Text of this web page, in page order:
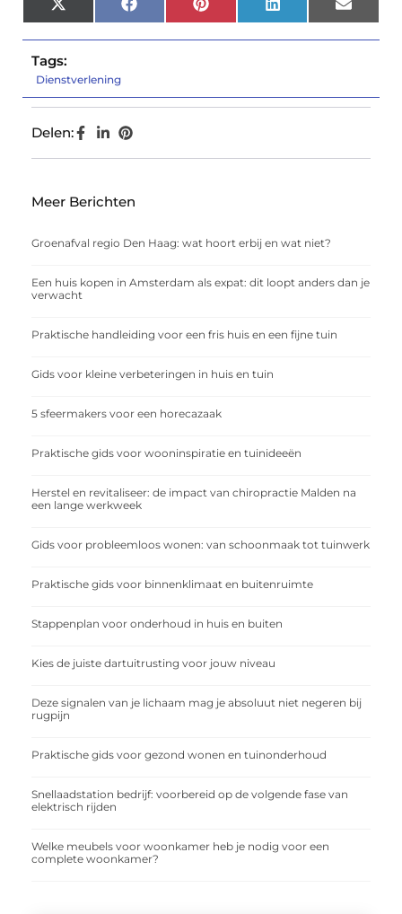
X
(Twitter)
Facebook Pinterest LinkedIn Email
Tags:
Dienstverlening
Delen:
Meer Berichten
Groenafval regio Den Haag: wat hoort erbij en wat niet?
Een huis kopen in Amsterdam als expat: dit loopt anders dan je
verwacht
Praktische handleiding voor een fris huis en een fijne tuin
Gids voor kleine verbeteringen in huis en tuin
5 sfeermakers voor een horecazaak
Praktische gids voor wooninspiratie en tuinideeën
Herstel en revitaliseer: de impact van chiropractie Malden na
een lange werkweek
Gids voor probleemloos wonen: van schoonmaak tot tuinwerk
Praktische gids voor binnenklimaat en buitenruimte
Stappenplan voor onderhoud in huis en buiten
Kies de juiste dartuitrusting voor jouw niveau
Deze signalen van je lichaam mag je absoluut niet negeren bij
rugpijn
Praktische gids voor gezond wonen en tuinonderhoud
Snellaadstation bedrijf: voorbereid op de volgende fase van
elektrisch rijden
Welke meubels voor woonkamer heb je nodig voor een
complete woonkamer?